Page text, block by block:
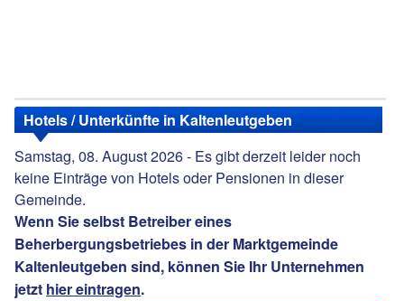
Hotels / Unterkünfte in Kaltenleutgeben
Samstag, 08. August 2026 - Es gibt derzeit leider noch
keine Einträge von Hotels oder Pensionen in dieser
Gemeinde.
Wenn Sie selbst Betreiber eines
Beherbergungsbetriebes in der Marktgemeinde
Kaltenleutgeben sind, können Sie Ihr Unternehmen
jetzt hier eintragen.